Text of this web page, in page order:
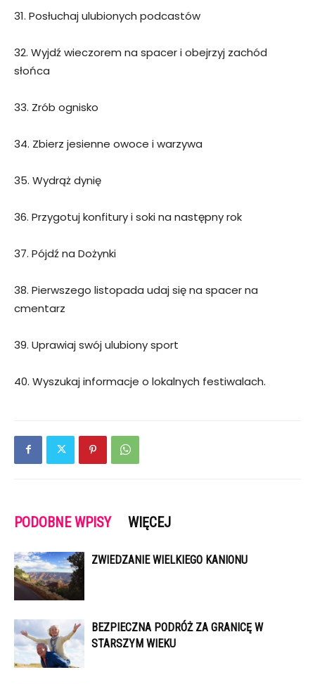
31. Posłuchaj ulubionych podcastów
32. Wyjdź wieczorem na spacer i obejrzyj zachód
słońca
33. Zrób ognisko
34. Zbierz jesienne owoce i warzywa
35. Wydrąż dynię
36. Przygotuj konfitury i soki na następny rok
37. Pójdź na Dożynki
38. Pierwszego listopada udaj się na spacer na
cmentarz
39. Uprawiaj swój ulubiony sport
40. Wyszukaj informacje o lokalnych festiwalach.
PODOBNE WPISY WIĘCEJ
ZWIEDZANIE WIELKIEGO KANIONU
BEZPIECZNA PODRÓŻ ZA GRANICĘ W
STARSZYM WIEKU